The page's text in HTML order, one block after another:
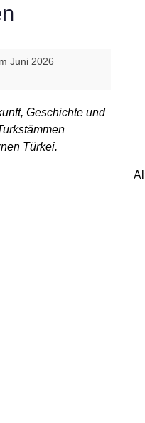
Juni 2026
Geschichte und
Türkei.